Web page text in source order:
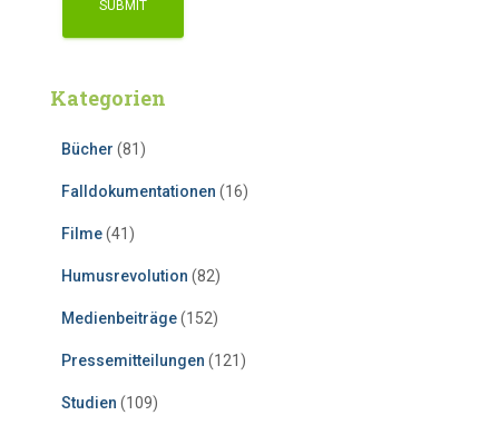
Kategorien
Bücher (81)
Falldokumentationen (16)
Filme(41)
Humusrevolution (82)
Medienbeiträge(152)
Pressemitteilungen (121)
Studien (109)